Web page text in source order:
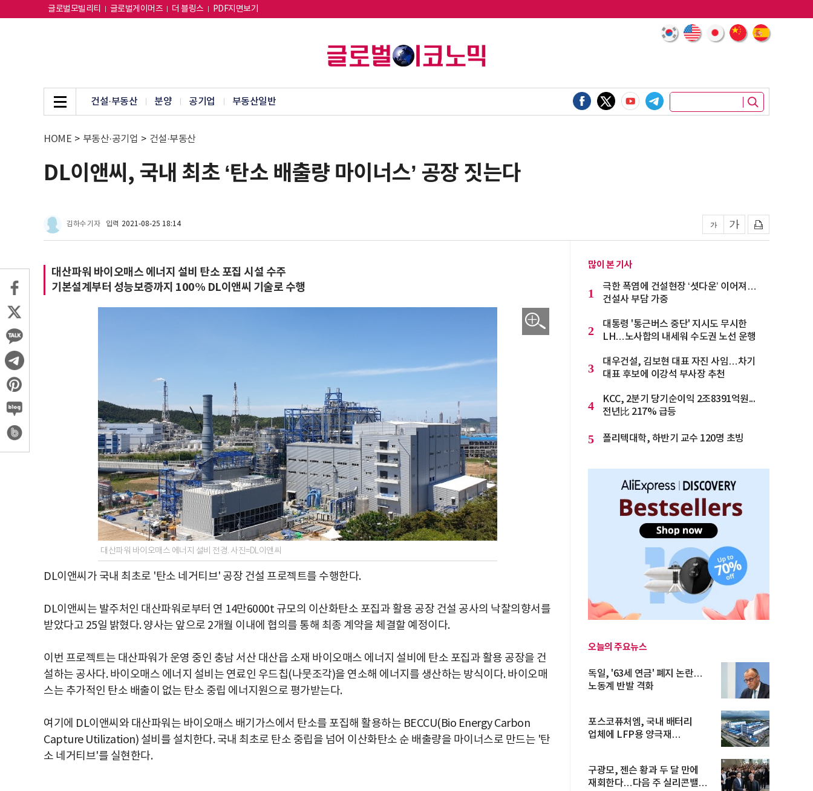
글로벌모빌리티 글로벌게이머즈 더 블링스 PDF지면보기
건설·부동산 분양 공기업 부동산일반
HOME > 부동산·공기업 > 건설·부동산
DL이앤씨, 국내 최초 ‘탄소 배출량 마이너스’ 공장 짓는다
김하수 기자 입력 2021-08-25 18:14
대산파워 바이오매스 에너지 설비 탄소 포집 시설 수주
기본설계부터 성능보증까지 100% DL이앤씨 기술로 수행
대산파워 바이오매스 에너지 설비 전경. 사진=DL이앤씨
DL이앤씨가 국내 최초로 '탄소 네거티브' 공장 건설 프로젝트를 수행한다.
DL이앤씨는 발주처인 대산파워로부터 연 14만6000t 규모의 이산화탄소 포집과 활용 공장 건설 공사의 낙찰의향서를
받았다고 25일 밝혔다. 양사는 앞으로 2개월 이내에 협의를 통해 최종 계약을 체결할 예정이다.
이번 프로젝트는 대산파워가 운영 중인 충남 서산 대산읍 소재 바이오매스 에너지 설비에 탄소 포집과 활용 공장을 건
설하는 공사다. 바이오매스 에너지 설비는 연료인 우드칩(나뭇조각)을 연소해 에너지를 생산하는 방식이다. 바이오매
스는 추가적인 탄소 배출이 없는 탄소 중립 에너지원으로 평가받는다.
여기에 DL이앤씨와 대산파워는 바이오매스 배기가스에서 탄소를 포집해 활용하는 BECCU(Bio Energy Carbon
Capture Utilization) 설비를 설치한다. 국내 최초로 탄소 중립을 넘어 이산화탄소 순 배출량을 마이너스로 만드는 '탄
소 네거티브'를 실현한다.
많이 본 기사
1
극한 폭염에 건설현장 ‘셧다운’ 이어져…
건설사 부담 가중
2
대통령 '통근버스 중단' 지시도 무시한
LH…노사합의 내세워 수도권 노선 운행
3
대우건설, 김보현 대표 자진 사임…차기
대표 후보에 이강석 부사장 추천
4
KCC, 2분기 당기순이익 2조8391억원...
전년比 217% 급등
5 폴리텍대학, 하반기 교수 120명 초빙
오늘의 주요뉴스
독일, '63세 연금' 폐지 논란…
노동계 반발 격화
포스코퓨처엠, 국내 배터리
업체에 LFP용 양극재
구광모, 젠슨 황과 두 달 만에
재회한다…다음 주 실리콘밸리